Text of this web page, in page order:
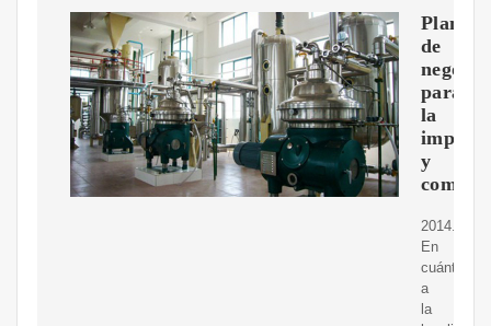
Plan
de
para
la
y
2014.
En
cuánto
a
la